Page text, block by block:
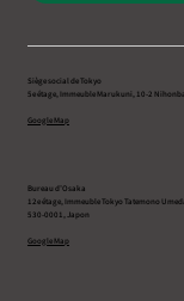
Siège social de Tokyo
5e étage, Immeuble Marukuni, 10-2
Google Map
Bureau d’Osaka
12e étage, Immeuble Tokyo Tatemono
530-0001, Japon
Google Map